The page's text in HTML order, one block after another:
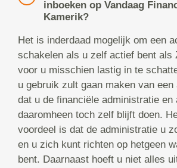
inboeken op Vandaag
Kamerik?
Het is inderdaad mogelijk om een
schakelen als u zelf actief bent als
voor u misschien lastig in te
u gebruik zult gaan maken van
dat u de financiële administratie en
daaromheen toch zelf blijft doen.
voordeel is dat de administratie u
en u zich kunt richten op hetgeen
bent. Daarnaast hoeft u niet alles